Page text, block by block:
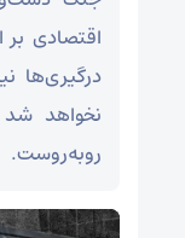
اقتصادی
درگیری‌ها
نخواهد شد
روبه‌روست.